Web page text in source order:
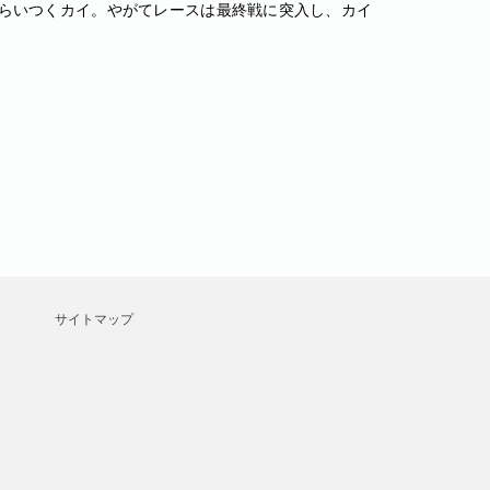
いつくカイ。やがてレースは最終戦に突入し、カイ
サイトマップ